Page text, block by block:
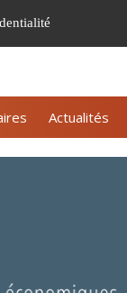
Actualités
adhérents